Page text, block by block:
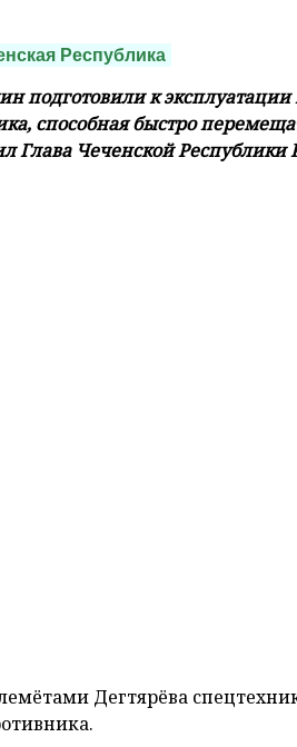
Республика
подготовили к эксплуатации
способная быстро
Глава Чеченской Республики
Дегтярёва